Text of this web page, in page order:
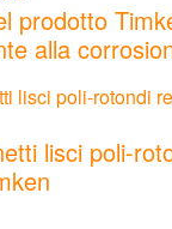
Sigillare
Servizi e
Mercati
prodotto
alla
lisci poli-